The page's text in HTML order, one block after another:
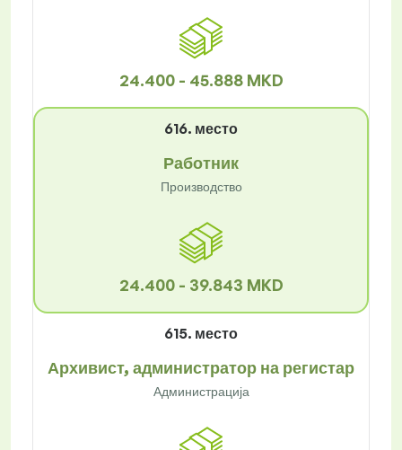
24.400 - 45.888 MKD
616. место
Работник
Производство
24.400 - 39.843 MKD
615. место
Архивист, администратор на регистар
Администрација